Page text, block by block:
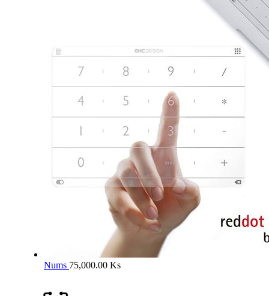
Nums 75,000.00 Ks